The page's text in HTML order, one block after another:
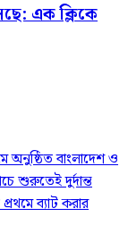
এক ক্লিকে
অনুষ্ঠিত বাংলাদেশ ও
শুরুতেই দুর্দান্ত
ব্যাট করার